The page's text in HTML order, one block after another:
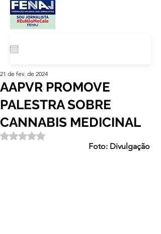
AAPVR PROMOVE
PALESTRA SOBRE
CANNABIS MEDICINAL
21 de fev. de 2024
Avaliado com NaN de 5 estrelas.
Foto: Divulgação